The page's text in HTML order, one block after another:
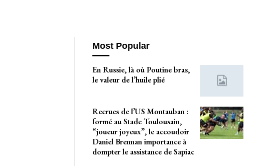
Most Popular
En Russie, là où Poutine bras,
le valeur de l’huile plié
Recrues de l’US Montauban :
formé au Stade Toulousain,
“joueur joyeux”, le accoudoir
Daniel Brennan importance à
dompter le assistance de Sapiac